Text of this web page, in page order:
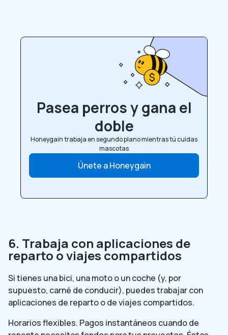
Pasea perros y gana el
doble
Honeygain trabaja en segundo plano mientras tú cuidas
mascotas
Únete a Honeygain
6. Trabaja con aplicaciones de
reparto o viajes compartidos
Si tienes una bici, una moto o un coche (y, por
supuesto, carné de conducir), puedes trabajar con
aplicaciones de reparto o de viajes compartidos.
Horarios flexibles. Pagos instantáneos cuando de